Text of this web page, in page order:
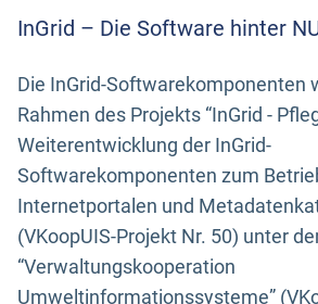
InGrid – Die Software hinter
Die InGrid-Softwarekomponenten
Rahmen des Projekts “InGrid -
Weiterentwicklung der InGrid-
Softwarekomponenten zum
Internetportalen und
(VKoopUIS-Projekt Nr. 50) unter
“Verwaltungskooperation
Umweltinformationssysteme”